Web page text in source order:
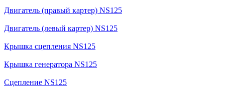
Двигатель (правый картер) NS125
Двигатель (левый картер) NS125
Крышка сцепления NS125
Крышка генератора NS125
Сцепление NS125